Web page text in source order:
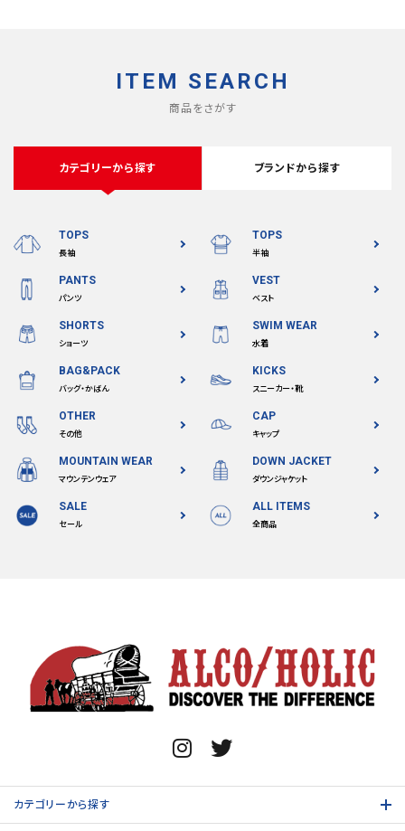
ITEM SEARCH
商品をさがす
カテゴリーから探す ブランドから探す
TOPS
長袖
TOPS
半袖
PANTS
パンツ
VEST
ベスト
SHORTS
ショーツ
SWIM WEAR
水着
BAG&PACK
バッグ・かばん
KICKS
スニーカー・靴
OTHER
その他
CAP
キャップ
MOUNTAIN WEAR
マウンテンウェア
DOWN JACKET
ダウンジャケット
SALE
セール
ALL ITEMS
全商品
カテゴリーから探す